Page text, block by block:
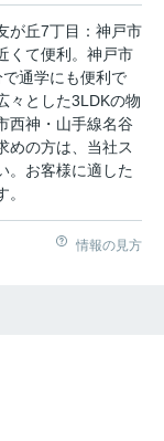
丘7丁目：神戸市
くて便利。神戸市
通学にも便利で
々とした3LDKの物
西神・山手線名谷
めの方は、当社ス
。お客様に適した
情報の見方